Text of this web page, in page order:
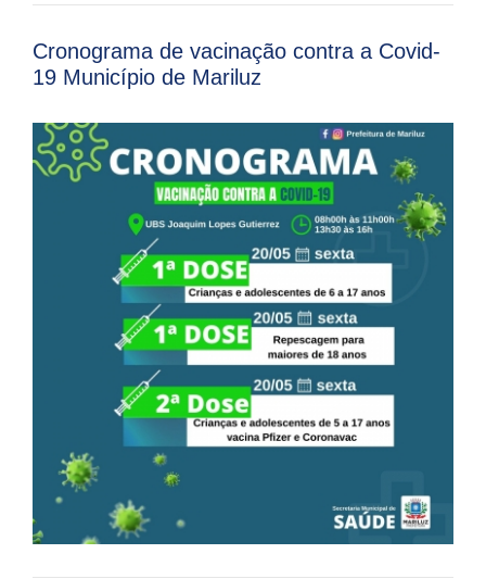
Cronograma de vacinação contra a Covid-
19 Município de Mariluz